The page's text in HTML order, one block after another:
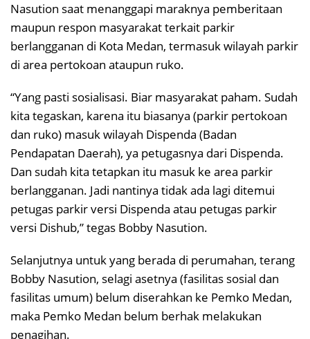
Nasution saat menanggapi maraknya pemberitaan
maupun respon masyarakat terkait parkir
berlangganan di Kota Medan, termasuk wilayah parkir
di area pertokoan ataupun ruko.
“Yang pasti sosialisasi. Biar masyarakat paham. Sudah
kita tegaskan, karena itu biasanya (parkir pertokoan
dan ruko) masuk wilayah Dispenda (Badan
Pendapatan Daerah), ya petugasnya dari Dispenda.
Dan sudah kita tetapkan itu masuk ke area parkir
berlangganan. Jadi nantinya tidak ada lagi ditemui
petugas parkir versi Dispenda atau petugas parkir
versi Dishub,” tegas Bobby Nasution.
Selanjutnya untuk yang berada di perumahan, terang
Bobby Nasution, selagi asetnya (fasilitas sosial dan
fasilitas umum) belum diserahkan ke Pemko Medan,
maka Pemko Medan belum berhak melakukan
penagihan.